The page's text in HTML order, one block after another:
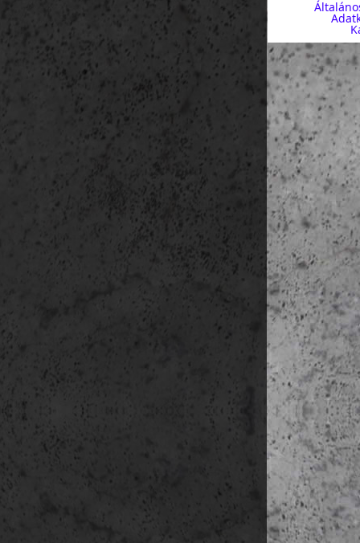
(nov.
reggeli
08:30-
délelőtt
Arc de
Palau
Zoo de
e b é
délután
séta a